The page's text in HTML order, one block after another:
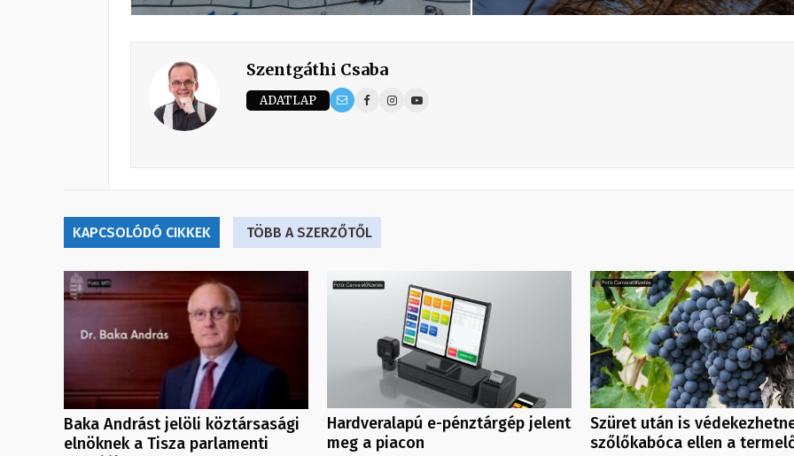
Szentgáthi Csaba
ADATLAP
KAPCSOLÓDÓ CIKKEK TÖBB A SZERZŐTŐL
Baka Andrást jelöli köztársasági
elnöknek a Tisza parlamenti
Hardveralapú e-pénztárgép jelent
meg a piacon
Szüret után is
szőlőkabóca ellen a